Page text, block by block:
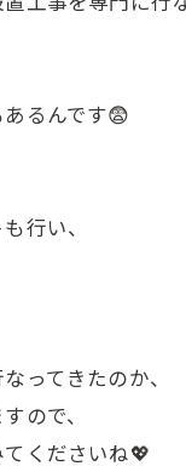
るんです😨
行い、
ってきたのか、
ので、
くださいね💖